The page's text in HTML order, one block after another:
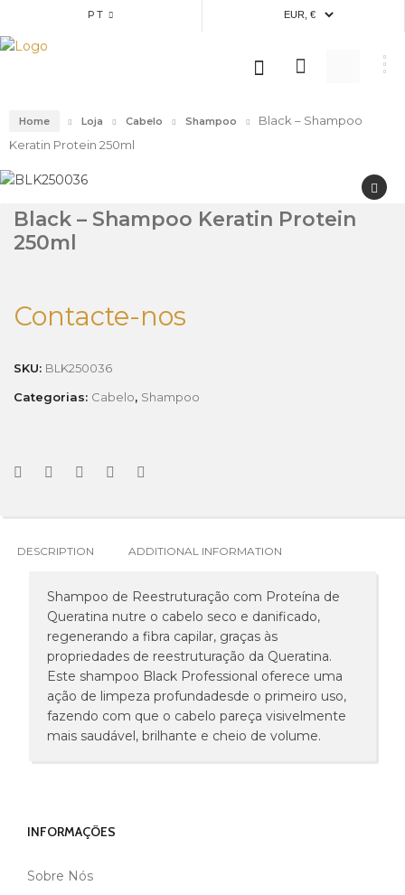
PT
Home Loja Cabelo Shampoo
Black – Shampoo
Keratin Protein 250ml
Black – Shampoo Keratin Protein
250ml
Contacte-nos
SKU: BLK250036
Categorias: Cabelo, Shampoo
DESCRIPTION ADDITIONAL INFORMATION
Shampoo de Reestruturação com Proteína de
Queratina nutre o cabelo seco e danificado,
regenerando a fibra capilar, graças às
propriedades de reestruturação da Queratina.
Este shampoo Black Professional oferece uma
ação de limpeza profundadesde o primeiro uso,
fazendo com que o cabelo pareça visivelmente
mais saudável, brilhante e cheio de volume.
MARCA
INFORMAÇÕES
Sobre Nós